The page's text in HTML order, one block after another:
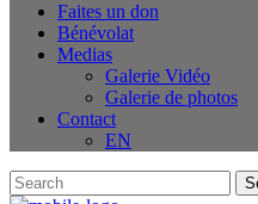
Faites un don
Bénévolat
Medias
Galerie Vidéo
Galerie de photos
Contact
EN